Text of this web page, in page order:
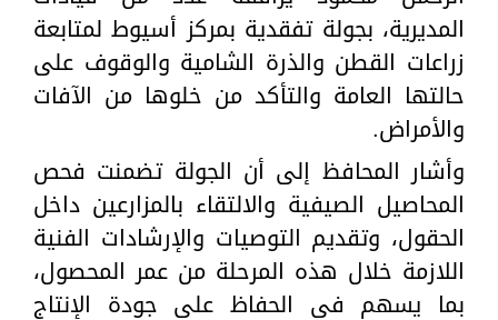
المديرية، بجولة تفقدية بمركز أسيوط لمتابعة
زراعات القطن والذرة الشامية والوقوف على
حالتها العامة والتأكد من خلوها من الآفات
والأمراض.
وأشار المحافظ إلى أن الجولة تضمنت فحص
المحاصيل الصيفية والالتقاء بالمزارعين داخل
الحقول، وتقديم التوصيات والإرشادات الفنية
اللازمة خلال هذه المرحلة من عمر المحصول،
بما يسهم في الحفاظ على جودة الإنتاج